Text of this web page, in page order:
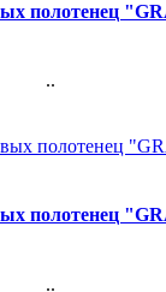
полотенец
шт ..
полотенец
шт ..